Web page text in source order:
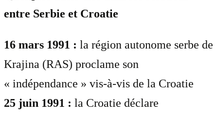
entre Serbie et Croatie
16 mars 1991 : la région autonome serbe de
Krajina (RAS) proclame son
« indépendance » vis-à-vis de la Croatie
25 juin 1991 : la Croatie déclare